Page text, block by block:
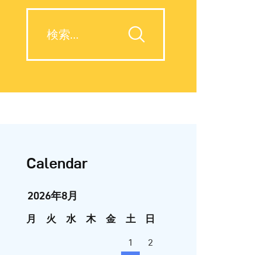
Calendar
2026年8月
月 火 水 木 金 土 日
1
2